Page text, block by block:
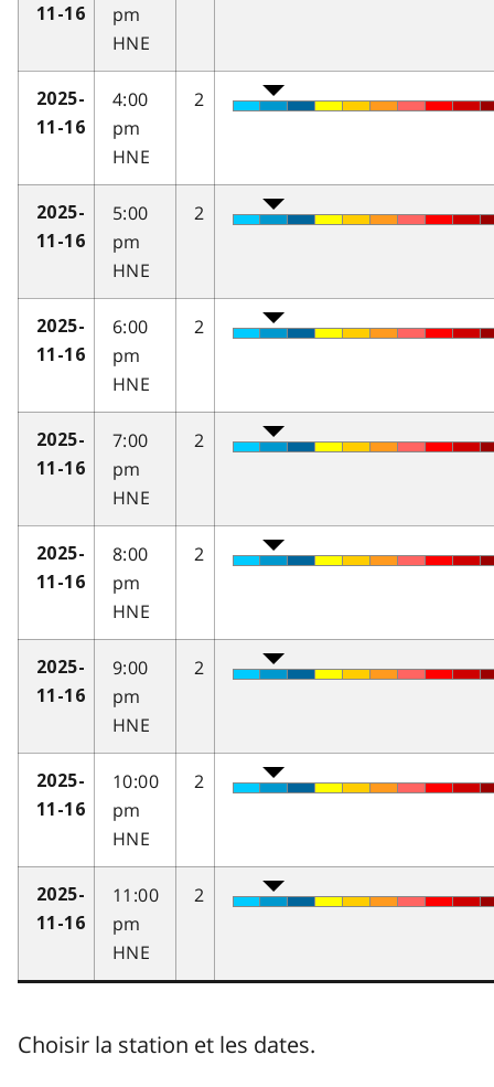
11-16
pm
HNE
2025-
11-16
4:00
pm
HNE
2
2025-
11-16
5:00
pm
HNE
2
2025-
11-16
6:00
pm
HNE
2
2025-
11-16
7:00
pm
HNE
2
2025-
11-16
8:00
pm
HNE
2
2025-
11-16
9:00
pm
HNE
2
2025-
11-16
10:00
pm
HNE
2
2025-
11-16
11:00
pm
HNE
2
Choisir la station et les dates.